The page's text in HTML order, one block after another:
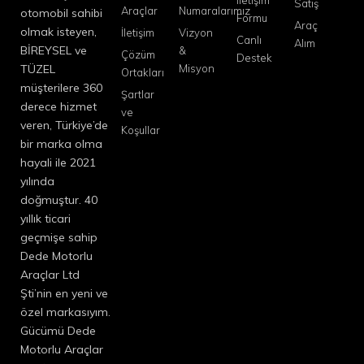
otomobil sahibi
olmak isteyen,
BİREYSEL ve
TÜZEL
müşterilere 360
derece hizmet
veren, Türkiye’de
bir marka olma
hayali ile 2021
yılında
doğmuştur. 40
yıllık ticari
geçmişe sahip
Dede Motorlu
Araçlar Ltd
Şti’nin en yeni ve
özel markasıyım.
Gücümü Dede
Motorlu Araçlar
Araçlar
İletişim
Çözüm
Ortakları
Şartlar
ve
Koşullar
Numaralarımız
Vizyon
&
Misyon
Formu
Canlı
Destek
Satış
Araç
Alım